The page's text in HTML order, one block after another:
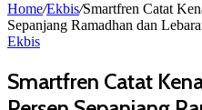
Home/Ekbis/Smartfren Catat
Sepanjang Ramadhan dan
Ekbis
Smartfren Catat